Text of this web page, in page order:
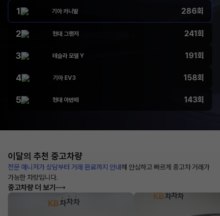
1 기아 카니발 286회
2 현대 그랜저 241회
3 테슬라 모델 Y 191회
4 기아 EV3 158회
5 현대 아반떼 143회
이달의 추천 중고차량
전문 매니저가 상담부터 거래 완료까지 안내해 안심하고 빠르게 중고차 거래가
가능한 차량입니다.
중고차량 더 보기